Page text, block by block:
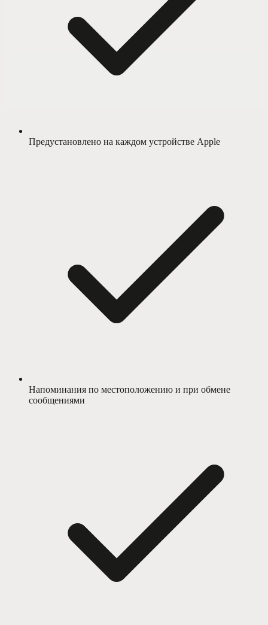
Предустановлено на каждом устройстве Apple
Напоминания по местоположению и при обмене
сообщениями